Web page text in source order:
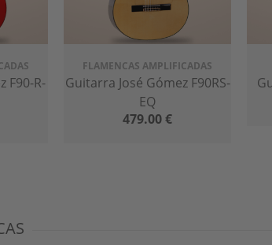
F90-R-
FLAMENCAS AMPLIFICADAS
Guitarra José Gómez F90RS-
EQ
479.00€